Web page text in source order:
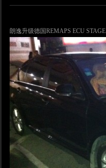
朗逸升级德国REMAPS ECU